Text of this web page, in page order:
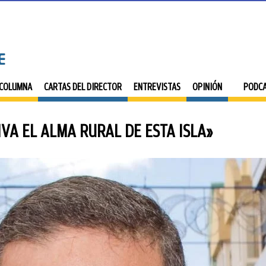
CARTAS DEL DIRECTOR ENTREVISTAS OPINIÓN
EL ALMA RURAL DE ESTA ISLA»